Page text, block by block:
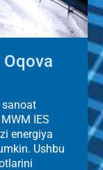
IES
energiya
Ushbu